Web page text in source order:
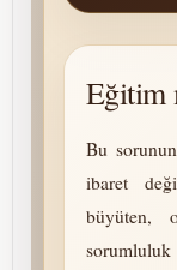
Eğitim
Bu
ibaret
büyüten,